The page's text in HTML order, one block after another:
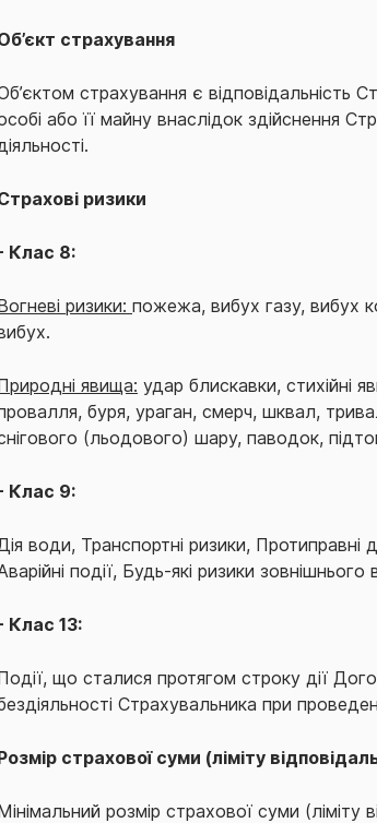
страхування
страхування є відповідальність
або її майну внаслідок здійснення
ризики
Клас 8:
ризики: пожежа, вибух газу, вибух
явища: удар блискавки, стихійні
буря, ураган, смерч, шквал,
(льодового) шару, паводок,
Клас 9:
води, Транспортні ризики, Протиправні
події, Будь-які ризики зовнішнього
Клас 13:
що сталися протягом строку дії
Страхувальника при
страхової суми (ліміту
розмір страхової суми (ліміту